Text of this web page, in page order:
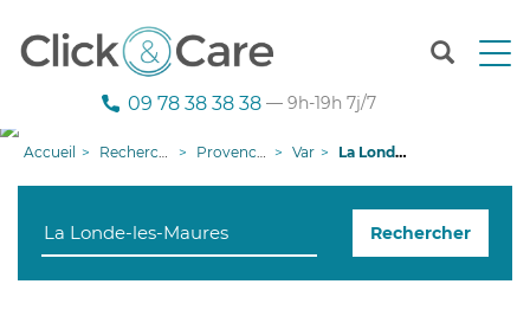
T
n
g
09 78 38 38 38 — 9h-19h 7j/7
Accueil Recherche aide à domicile Provence-Alpes-Côte d'Azur Var La Londe-les-Maures
Rechercher